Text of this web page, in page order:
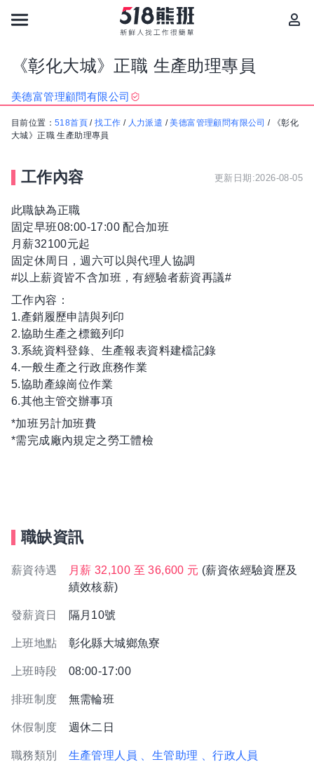
《彰化大城》正職 生產助理專員
美德富管理顧問有限公司
目前位置： 518首頁 /找工作 / 人力派遣 /美德富管理顧問有限公司 /
《彰化
大城》正職 生產助理專員
工作內容 更新日期:2026-08-05
此職缺為正職
固定早班08:00-17:00 配合加班
月薪32100元起
固定休周日，週六可以與代理人協調
#以上薪資皆不含加班，有經驗者薪資再議#
工作內容：
1.產銷履歷申請與列印
2.協助生產之標籤列印
3.系統資料登錄、生產報表資料建檔記錄
4.一般生產之行政庶務作業
5.協助產線崗位作業
6.其他主管交辦事項
*加班另計加班費
*需完成廠內規定之勞工體檢
職缺資訊
薪資待遇 月薪 32,100 至 36,600 元 (薪資依經驗資歷及
績效核薪)
發薪資日 隔月10號
上班地點 彰化縣大城鄉魚寮
上班時段 08:00-17:00
排班制度 無需輪班
休假制度 週休二日
職務類別 生產管理人員 、生管助理 、行政人員